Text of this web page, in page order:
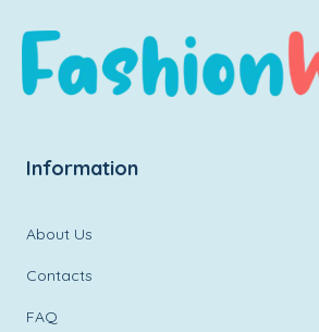
Information
About Us
Contacts
FAQ